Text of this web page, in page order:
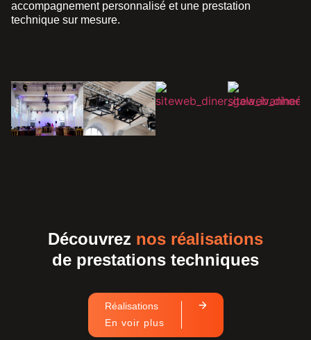
accompagnement personnalisé et une prestation
technique sur mesure.
Découvrez nos réalisations
de prestations techniques
Réalisations
En voir plus